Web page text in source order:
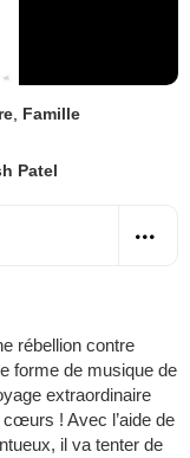
Famille
Patel
rébellion contre
forme de musique de
extraordinaire
! Avec l’aide de
il va tenter de